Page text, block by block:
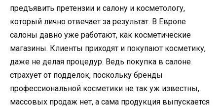
предъявить претензии и салону и косметологу,
который лично отвечает за результат. В Европе
салоны давно уже работают, как косметические
магазины. Клиенты приходят и покупают косметику,
даже не делая процедур. Ведь покупка в салоне
страхует от подделок, поскольку бренды
профессиональной косметики не так уж известны,
массовых продаж нет, а сама продукция выпускается